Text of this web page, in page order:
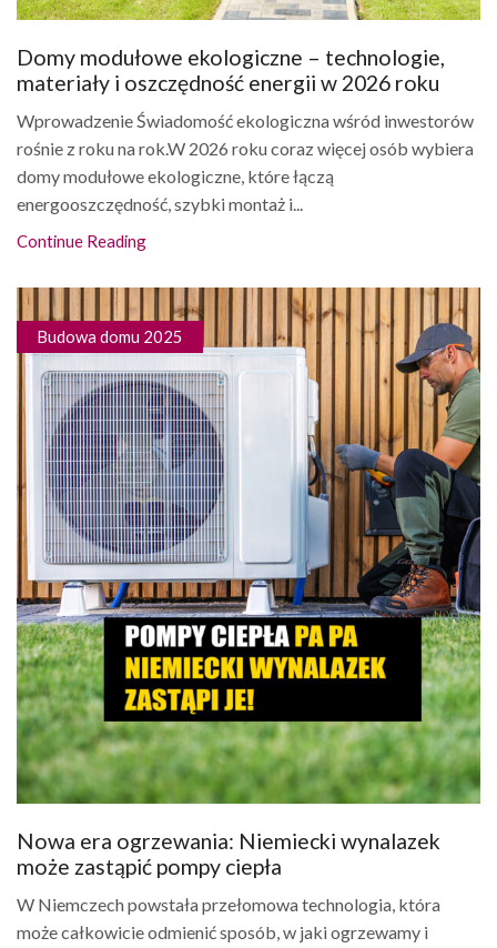
Domy modułowe ekologiczne – technologie,
materiały i oszczędność energii w 2026 roku
Wprowadzenie Świadomość ekologiczna wśród inwestorów
rośnie z roku na rok.W 2026 roku coraz więcej osób wybiera
domy modułowe ekologiczne, które łączą
energooszczędność, szybki montaż i...
Continue Reading
Budowa domu 2025
Nowa era ogrzewania: Niemiecki wynalazek
może zastąpić pompy ciepła
W Niemczech powstała przełomowa technologia, która
może całkowicie odmienić sposób, w jaki ogrzewamy i